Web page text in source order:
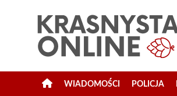
WIADOMOŚCI POLICJA